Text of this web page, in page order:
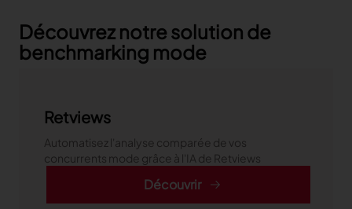
Découvrez notre solution de
benchmarking mode
Retviews
Automatisez l'analyse comparée de vos
concurrents mode grâce à l'IA de Retviews
Découvrir